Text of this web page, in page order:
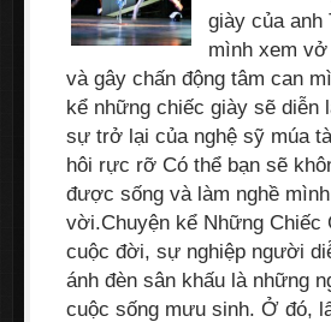
giày của anh
mình xem
và gây chấn động tâm can
kể những chiếc giày sẽ diễn
sự trở lại của nghệ sỹ múa
hôi rực rỡ Có thể bạn sẽ
được sống và làm nghề
vời.Chuyện kể Những Chiếc
cuộc đời, sự nghiệp người
ánh đèn sân khấu là những
cuộc sống mưu sinh. Ở đó,